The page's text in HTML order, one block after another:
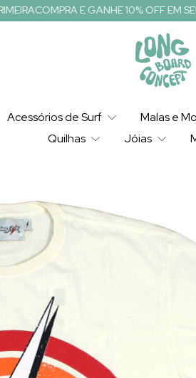
GANHE 10% OFF EM SEU PRIMEIRO
Acessórios de Surf Malas e
Quilhas
Jóias